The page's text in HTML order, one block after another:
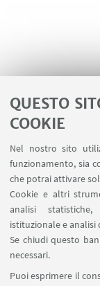
QUESTO
COOKIE
Nel nostro sito
funzionamento, sia
che potrai attivare
Cookie e altri
analisi
istituzionale e
Se chiudi questo
necessari.
Puoi esprimere il